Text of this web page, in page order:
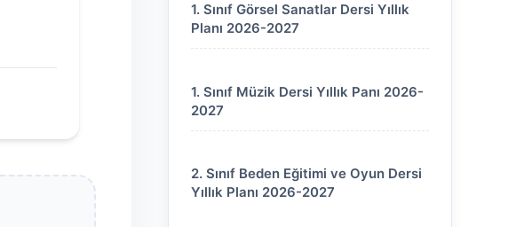
1. Sınıf Görsel Sanatlar Dersi Yıllık
Planı 2026-2027
1. Sınıf Müzik Dersi Yıllık Panı 2026-
2027
2. Sınıf Beden Eğitimi ve Oyun Dersi
Yıllık Planı 2026-2027